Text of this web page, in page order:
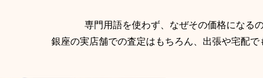
専門用語を使わず、なぜその価格になる
銀座の実店舗での査定はもちろん、出張や宅配で